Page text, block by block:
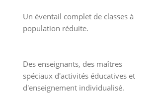
Un éventail complet de classes à
population réduite.
Des enseignants, des maîtres
spéciaux d'activités éducatives et
d'enseignement individualisé.